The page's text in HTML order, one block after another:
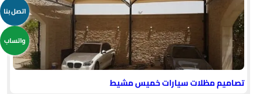
تصاميم مظلات سيارات خميس مشيط
اتصل بنا
واتساب